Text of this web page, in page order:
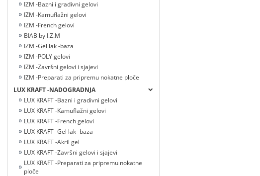
IZM -Bazni i gradivni gelovi
IZM -Kamuflažni gelovi
IZM -French gelovi
BIAB by I.Z.M
IZM -Gel lak -baza
IZM -POLY gelovi
IZM -Završni gelovi i sjajevi
IZM -Preparati za pripremu nokatne ploče
LUX KRAFT -NADOGRADNJA
LUX KRAFT -Bazni i gradivni gelovi
LUX KRAFT -Kamuflažni gelovi
LUX KRAFT -French gelovi
LUX KRAFT -Gel lak -baza
LUX KRAFT -Akril gel
LUX KRAFT -Završni gelovi i sjajevi
LUX KRAFT -Preparati za pripremu nokatne
ploče